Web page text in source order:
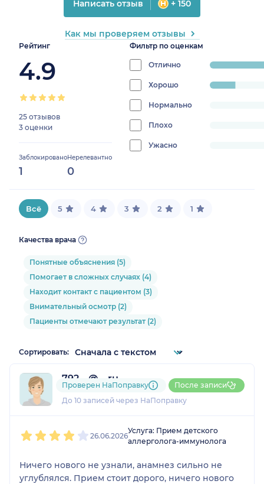
Рейтинг
4.9
25 отзывов
3 оценки
Заблокировано
1
Нерелевантно
0
Фильтр по оценкам
Отлично
progress:
Хорошо
14.285714285714285%Нормально
0%
Плохо
progress:
Ужасно
0%
Написать отзыв + 150
Как мы проверяем отзывы
Всё 5 4 3 2 1
Качества врача
Понятные объяснения (5)
Помогает в сложных случаях (4)
Находит контакт с пациентом (3)
Внимательный осмотр (2)
Пациенты отмечают результат (2)
Сортировать:
792....@....ru
2 отзыва
До 10 записей через НаПоправку
Проверен НаПоправку После записи
26.06.2026
Услуга: Прием детского
аллерголога-иммунолога
Ничего нового не узнали, анамнез сильно не
углублялся. Прием стоит дорого, ничего нового